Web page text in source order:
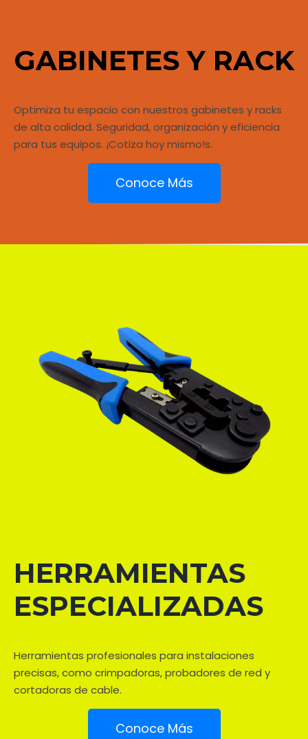
GABINETES Y RACK
Optimiza tu espacio con nuestros gabinetes y racks
de alta calidad. Seguridad, organización y eficiencia
para tus equipos. ¡Cotiza hoy mismo!s.
Conoce Más
HERRAMIENTAS
ESPECIALIZADAS
Herramientas profesionales para instalaciones
precisas, como crimpadoras, probadores de red y
cortadoras de cable.
Conoce Más